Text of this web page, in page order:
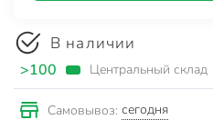
В наличии
>100 Центральный склад
Самовывоз: сегодня